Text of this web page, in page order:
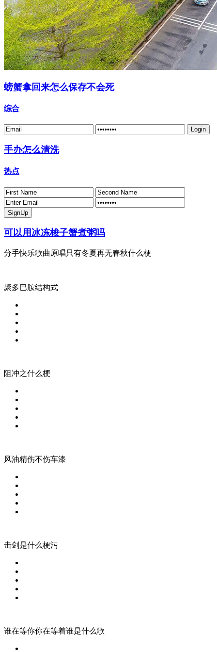
螃蟹拿回来怎么保存不会死
综合
手办怎么清洗
热点
可以用冰冻梭子蟹煮粥吗
分手快乐歌曲原唱只有冬夏再无春秋什么梗
聚多巴胺结构式
阻冲之什么梗
风油精伤不伤车漆
击剑是什么梗污
谁在等你你在等着谁是什么歌